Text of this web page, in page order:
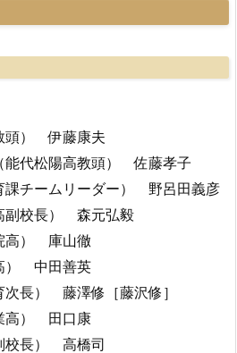
頭） 伊藤康夫
能代松陽高教頭） 佐藤孝子
課チームリーダー） 野呂田義彦
副校長） 森元弘毅
高） 庫山徹
） 中田善英
長） 藤澤修［藤沢修］
高） 田口康
校長） 高橋司